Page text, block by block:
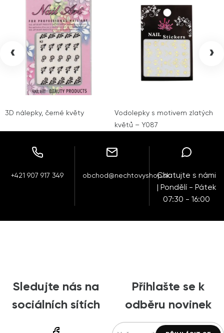
3D nálepky, černé květy
Vodolepky s motivem zlatých
květů – Y087
‹ ›
+421 907 917 349 obchod@nechtovyshop.skChatujte s námi
| Pondělí - Pátek
07:30 - 16:00
Sledujte nás na
sociálních sítích
Přihlašte se k
odběru novinek